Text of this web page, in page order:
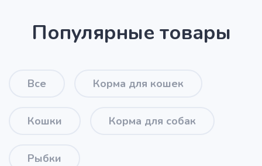
Популярные товары
Все Корма для кошек
Кошки Корма для собак
Рыбки